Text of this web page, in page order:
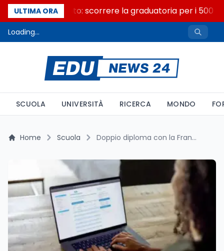
ULTIMA ORA
Consiglio di Stato: scorrere la graduatoria per i 500
Loading...
SCUOLA UNIVERSITÀ RICERCA MONDO
Home Scuola Doppio diploma con la Francia: 337 scuole alla prova della piattaforma